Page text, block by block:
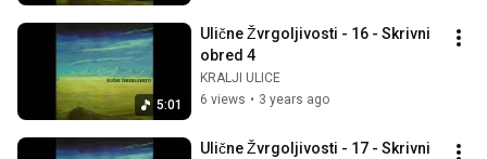
5:01
Ulične Žvrgoljivosti - 16 - Skrivni
obred 4
KRALJI ULICE
6 views • 3 years ago
Ulične Žvrgoljivosti - 17 - Skrivni